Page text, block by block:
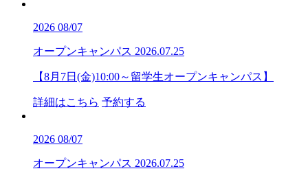
2026 08/07
オープンキャンパス 2026.07.25
【8月7日(金)10:00～留学生オープンキャンパス】
詳細はこちら 予約する
2026 08/07
オープンキャンパス 2026.07.25